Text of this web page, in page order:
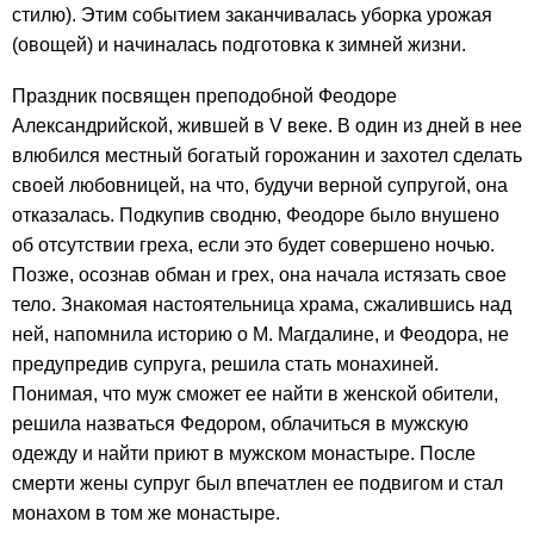
стилю). Этим событием заканчивалась уборка урожая
(овощей) и начиналась подготовка к зимней жизни.
Праздник посвящен преподобной Феодоре
Александрийской, жившей в V веке. В один из дней в нее
влюбился местный богатый горожанин и захотел сделать
своей любовницей, на что, будучи верной супругой, она
отказалась. Подкупив сводню, Феодоре было внушено
об отсутствии греха, если это будет совершено ночью.
Позже, осознав обман и грех, она начала истязать свое
тело. Знакомая настоятельница храма, сжалившись над
ней, напомнила историю о М. Магдалине, и Феодора, не
предупредив супруга, решила стать монахиней.
Понимая, что муж сможет ее найти в женской обители,
решила назваться Федором, облачиться в мужскую
одежду и найти приют в мужском монастыре. После
смерти жены супруг был впечатлен ее подвигом и стал
монахом в том же монастыре.